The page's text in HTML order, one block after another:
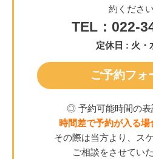
約ください
TEL：022-
定休日 : 火・
ご予約フォ
◎ 予約可能時間の表
時間差で予約が入る場
その際は当方より、ス
ご相談をさせてい